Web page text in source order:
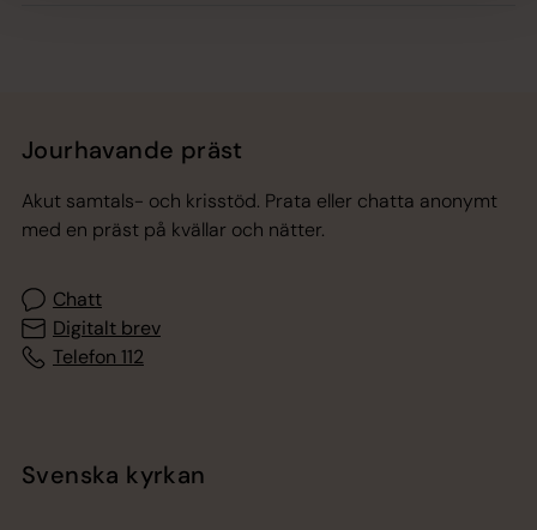
Jourhavande präst
Akut samtals- och krisstöd. Prata eller chatta anonymt
med en präst på kvällar och nätter.
Chatt
Digitalt brev
Telefon 112
Svenska kyrkan